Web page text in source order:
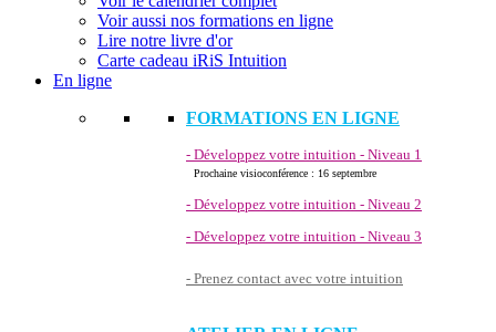
Voir aussi nos formations en ligne
Lire notre livre d'or
Carte cadeau iRiS Intuition
En ligne
FORMATIONS EN LIGNE
- Développez votre intuition - Niveau 1
Prochaine visioconférence : 16 septembre
- Développez votre intuition - Niveau 2
- Développez votre intuition - Niveau 3
- Prenez contact avec votre intuition